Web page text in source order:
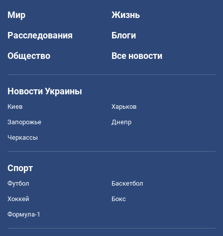
Мир
Жизнь
Расследования
Блоги
Общество
Все новости
Новости Украины
Киев Харьков
Запорожье Днепр
Черкассы
Спорт
Футбол Баскетбол
Хоккей Бокс
Формула-1